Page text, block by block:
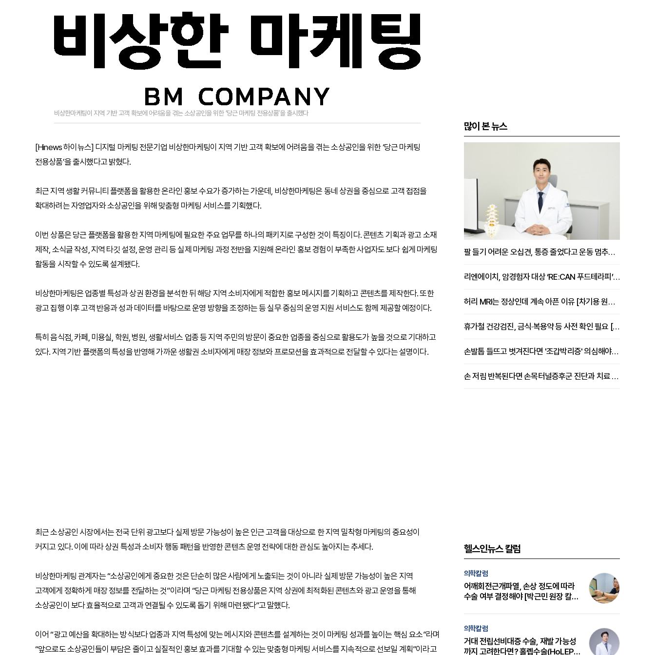
비상한마케팅이 지역 기반 고객 확보에 어려움을 겪는 소상공인을 위한 ‘당근 마케팅 전용상품’을 출시했다
[Hinews 하이뉴스] 디지털 마케팅 전문기업 비상한마케팅이 지역 기반 고객 확보에 어려움을 겪는 소상공인을 위한 ‘당근 마케팅
전용상품’을 출시했다고 밝혔다.
최근 지역 생활 커뮤니티 플랫폼을 활용한 온라인 홍보 수요가 증가하는 가운데, 비상한마케팅은 동네 상권을 중심으로 고객 접점을
확대하려는 자영업자와 소상공인을 위해 맞춤형 마케팅 서비스를 기획했다.
이번 상품은 당근 플랫폼을 활용한 지역 마케팅에 필요한 주요 업무를 하나의 패키지로 구성한 것이 특징이다. 콘텐츠 기획과 광고 소재
제작, 소식글 작성, 지역 타깃 설정, 운영 관리 등 실제 마케팅 과정 전반을 지원해 온라인 홍보 경험이 부족한 사업자도 보다 쉽게 마케팅
활동을 시작할 수 있도록 설계됐다.
비상한마케팅은 업종별 특성과 상권 환경을 분석한 뒤 해당 지역 소비자에게 적합한 홍보 메시지를 기획하고 콘텐츠를 제작한다. 또한
광고 집행 이후 고객 반응과 성과 데이터를 바탕으로 운영 방향을 조정하는 등 실무 중심의 운영 지원 서비스도 함께 제공할 예정이다.
특히 음식점, 카페, 미용실, 학원, 병원, 생활서비스 업종 등 지역 주민의 방문이 중요한 업종을 중심으로 활용도가 높을 것으로 기대하고
있다. 지역 기반 플랫폼의 특성을 반영해 가까운 생활권 소비자에게 매장 정보와 프로모션을 효과적으로 전달할 수 있다는 설명이다.
최근 소상공인 시장에서는 전국 단위 광고보다 실제 방문 가능성이 높은 인근 고객을 대상으로 한 지역 밀착형 마케팅의 중요성이
커지고 있다. 이에 따라 상권 특성과 소비자 행동 패턴을 반영한 콘텐츠 운영 전략에 대한 관심도 높아지는 추세다.
비상한마케팅 관계자는 “소상공인에게 중요한 것은 단순히 많은 사람에게 노출되는 것이 아니라 실제 방문 가능성이 높은 지역
고객에게 정확하게 매장 정보를 전달하는 것”이라며 “당근 마케팅 전용상품은 지역 상권에 최적화된 콘텐츠와 광고 운영을 통해
소상공인이 보다 효율적으로 고객과 연결될 수 있도록 돕기 위해 마련됐다”고 말했다.
이어 “광고 예산을 확대하는 방식보다 업종과 지역 특성에 맞는 메시지와 콘텐츠를 설계하는 것이 마케팅 성과를 높이는 핵심 요소”라며
“앞으로도 소상공인들이 부담은 줄이고 실질적인 홍보 효과를 기대할 수 있는 맞춤형 마케팅 서비스를 지속적으로 선보일 계획”이라고
많이 본 뉴스
팔 들기 어려운 오십견, 통증 줄었다고 운동 멈추면 안 되는 이유 [이병욱 원장 칼럼]
리엔에이치, 암경험자 대상 ‘RE:CAN 푸드테라피’ 운영
허리 MRI는 정상인데 계속 아픈 이유 [차기용 원장 칼럼]
휴가철 건강검진, 금식·복용약 등 사전 확인 필요 [정도감 원장 칼럼]
손발톱 들뜨고 벗겨진다면 '조갑박리증' 의심해야 [김철윤 원장 칼럼]
손 저림 반복된다면 손목터널증후군 진단과 치료 시기 살펴야 [김동현 원장 칼럼]
헬스인뉴스 칼럼
의학칼럼
어깨회전근개파열, 손상 정도에 따라
수술 여부 결정해야 [박근민 원장 칼
의학칼럼
거대 전립선비대증 수술, 재발 가능성
까지 고려한다면? 홀렙수술(HoLEP)